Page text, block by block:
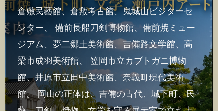
倉敷民藝館、倉敷考古館、鬼城山ビジターセ
ンター、 備前長船刀剣博物館、備前焼ミュー
ジアム、夢二郷土美術館、吉備路文学館、高
梁市成羽美術館、 笠岡市立カブトガニ博物
館、井原市立田中美術館、奈義町現代美術
館。 岡山の正体は、吉備の古代、城下町、民